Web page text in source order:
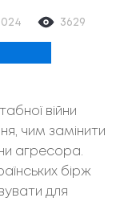
3629
війни
чим замінити
агресора.
бірж
для